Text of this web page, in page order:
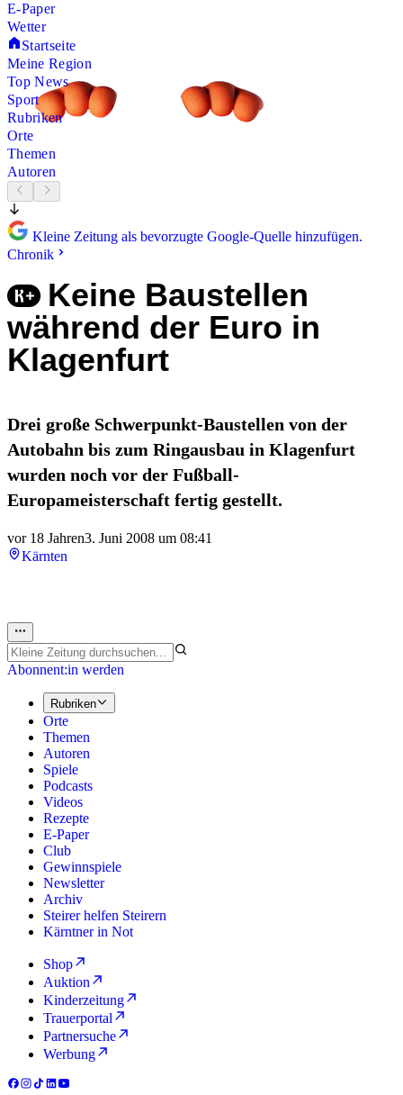
E-Paper
Wetter
Startseite
Meine Region
Top News
Sport
Rubriken
Orte
Themen
Autoren
Kleine Zeitung als bevorzugte Google-Quelle hinzufügen.
Chronik
Keine Baustellen
während der Euro in
Klagenfurt
Drei große Schwerpunkt-Baustellen von der
Autobahn bis zum Ringausbau in Klagenfurt
wurden noch vor der Fußball-
Europameisterschaft fertig gestellt.
vor 18 Jahren3. Juni 2008 um 08:41
Kärnten
Abonnent:in werden
Rubriken
Orte
Themen
Autoren
Spiele
Podcasts
Videos
Rezepte
E-Paper
Club
Gewinnspiele
Newsletter
Archiv
Steirer helfen Steirern
Kärntner in Not
Shop
Auktion
Kinderzeitung
Trauerportal
Partnersuche
Werbung